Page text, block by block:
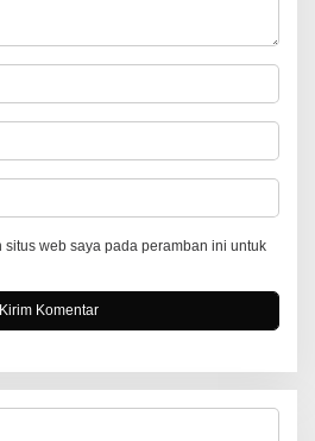
web saya pada peramban ini untuk